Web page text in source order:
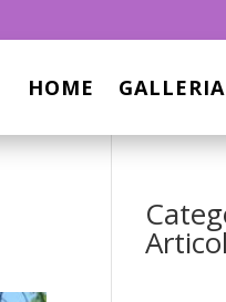
HOME GALLERIA